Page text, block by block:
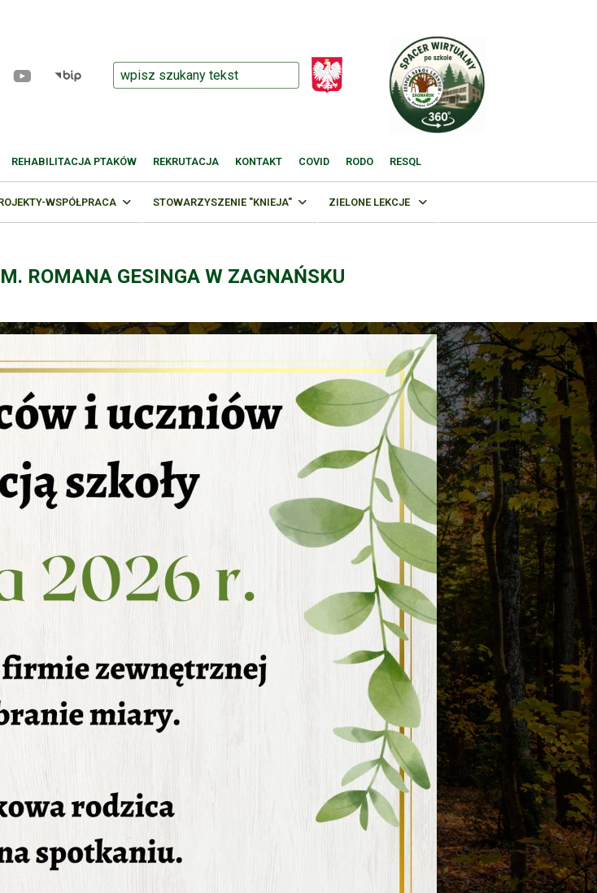
REHABILITACJA PTAKÓW REKRUTACJA KONTAKT COVID RODO RESQL
WSPÓŁPRACA STOWARZYSZENIE "KNIEJA" ZIELONE LEKCJE
ROMANA GESINGA W ZAGNAŃSKU